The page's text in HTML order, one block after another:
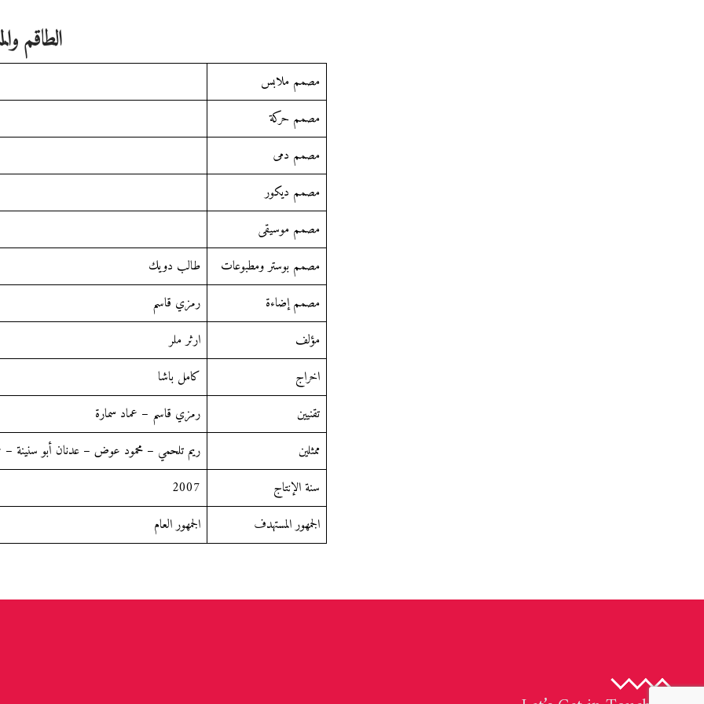
الطاقم
مصمم ملابس
مصمم حركة
مصمم دمى
مصمم ديكور
مصمم موسيقى
مصمم بوستر ومطبوعات
طالب دويك
مصمم إضاءة
رمزي قاسم
مؤلف
ارثر ملر
اخراج
كامل باشا
تقنيين
رمزي قاسم – عماد سمارة
ممثلين
ريم تلحمي – محمود عوض – عدنان أبو
سنة الإنتاج
2007
الجمهور المستهدف
الجمهور العام